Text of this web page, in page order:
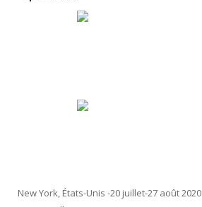
New York, États-Unis -20 juillet-27 août 2020